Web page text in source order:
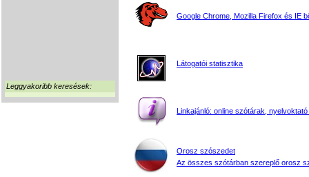
Leggyakoribb keresések:
Google Chrome, Mozilla Firefox és IE
Látogatói statisztika
Linkajánló: online szótárak, nyelvoktató
Orosz szószedet
Az összes szótárban szereplő orosz